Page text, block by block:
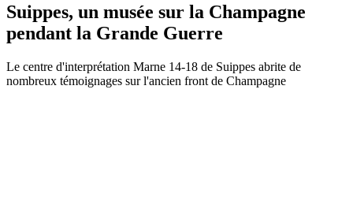
Suippes, un musée sur la Champagne
pendant la Grande Guerre
Le centre d'interprétation Marne 14-18 de Suippes abrite de
nombreux témoignages sur l'ancien front de Champagne